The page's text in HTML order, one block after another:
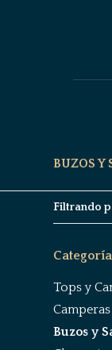
BUZOS Y
Filtrando
Tops y
Camperas
Buzos y